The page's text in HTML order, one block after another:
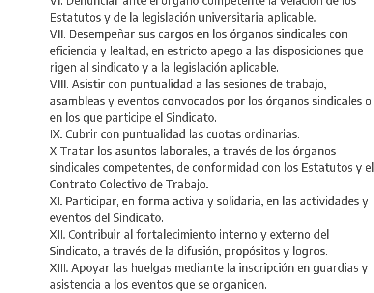
Estatutos y de la legislación universitaria aplicable.
VII. Desempeñar sus cargos en los órganos sindicales con
eficiencia y lealtad, en estricto apego a las disposiciones que
rigen al sindicato y a la legislación aplicable.
VIII. Asistir con puntualidad a las sesiones de trabajo,
asambleas y eventos convocados por los órganos sindicales o
en los que participe el Sindicato.
IX. Cubrir con puntualidad las cuotas ordinarias.
X Tratar los asuntos laborales, a través de los órganos
sindicales competentes, de conformidad con los Estatutos y el
Contrato Colectivo de Trabajo.
XI. Participar, en forma activa y solidaria, en las actividades y
eventos del Sindicato.
XII. Contribuir al fortalecimiento interno y externo del
Sindicato, a través de la difusión, propósitos y logros.
XIII. Apoyar las huelgas mediante la inscripción en guardias y
asistencia a los eventos que se organicen.